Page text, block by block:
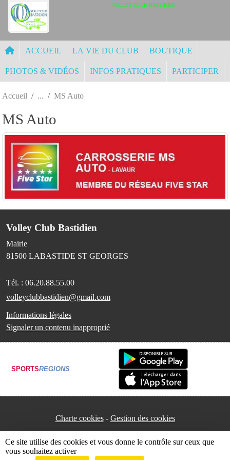
VOLLEY CLUB BASTIDIEN
ACCUEIL LA VIE DU CLUB BOUTIQUE
PHOTOS & VIDÉOS INFOS PRATIQUES PARTICIPER
Accueil MS Auto
MS Auto
Volley Club Bastidien
Mairie
81500 LABASTIDE ST GEORGES
Tél. : 06.20.88.55.00
volleyclubbastidien@gmail.com
Informations légales
Signaler un contenu inapproprié
SPORTSREGIONS
Charte cookies Gestion des cookies
Panneau de gestion des cookies
Ce site utilise des cookies et vous donne le contrôle sur ceux que
vous souhaitez activer